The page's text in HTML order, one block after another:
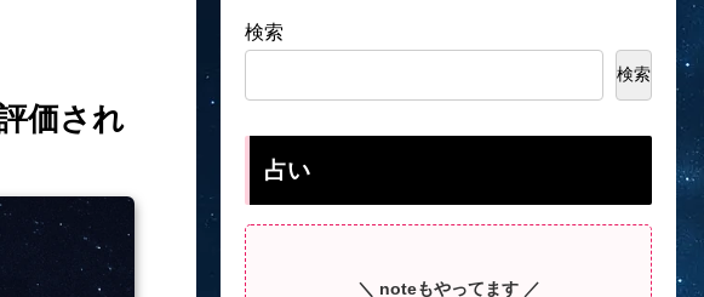
価され
検索
検索
占い
＼ noteもやってます ／